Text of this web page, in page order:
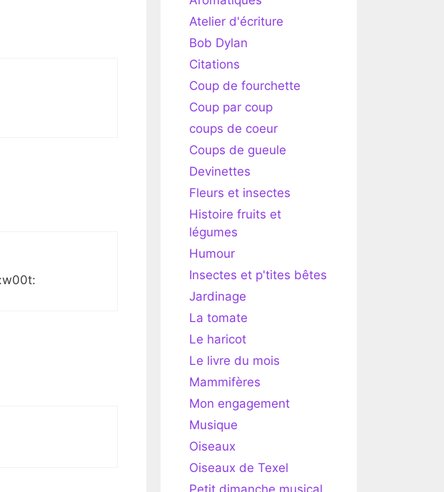
Atelier d'écriture
Bob Dylan
Citations
Coup de fourchette
Coup par coup
coups de coeur
Coups de gueule
Devinettes
Fleurs et insectes
Histoire fruits et
légumes
Humour
Insectes et p'tites bêtes
Jardinage
La tomate
Le haricot
Le livre du mois
Mammifères
Mon engagement
Musique
Oiseaux
Oiseaux de Texel
Petit dimanche musical